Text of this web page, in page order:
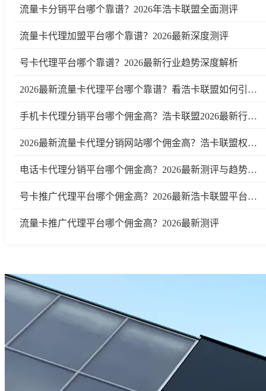
流量卡分销平台哪个靠谱？2026年浩卡联盟全面测评
流量卡代理加盟平台哪个靠谱？2026最新深度测评
号卡代理平台哪个靠谱？2026最新行业趋势深度解析
2026最新流量卡代理平台哪个靠谱？看浩卡联盟如何引领行业变革
手机卡代理分销平台哪个佣金高？浩卡联盟2026最新行业测评及趋势分析
2026最新流量卡代理分销网站哪个佣金高？浩卡联盟权威测评
电话卡代理分销平台哪个佣金高？2026最新测评与趋势分析
号卡推广代理平台哪个佣金高？2026最新浩卡联盟平台测评与行业分析
流量卡推广代理平台哪个佣金高？2026最新测评